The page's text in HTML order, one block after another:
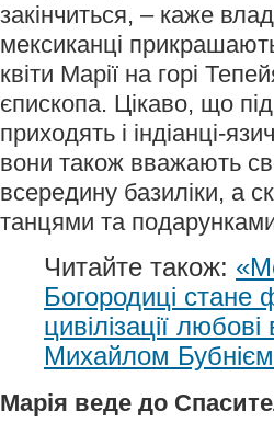
закінчиться, – каже
мексиканці
квіти Марії на горі
єпископа. Цікаво, що
приходять і індіанці-
вони також вважають
всередину базиліки, а
танцями та
Читайте також:
Богородиці
цивілізації
Михайлом Бубнієм
Марія веде до